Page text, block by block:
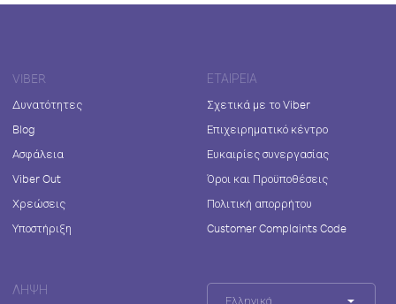
VIBER
Δυνατότητες
Blog
Ασφάλεια
Viber Out
Χρεώσεις
Υποστήριξη
ΕΤΑΙΡΕΊΑ
Σχετικά με το Viber
Επιχειρηματικό κέντρο
Ευκαιρίες συνεργασίας
Όροι και Προϋποθέσεις
Πολιτική απορρήτου
Customer Complaints Code
ΛΉΨΗ
Ελληνικά